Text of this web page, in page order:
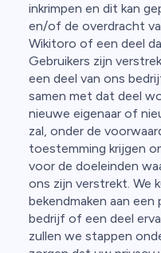
inkrimpen en dit kan
en/of de overdracht
Wikitoro of een deel
Gebruikers zijn
een deel van ons
samen met dat deel
nieuwe eigenaar of
zal, onder de
toestemming krijgen
voor de doeleinden
ons zijn verstrekt. We
bekendmaken aan
bedrijf of een deel
zullen we stappen